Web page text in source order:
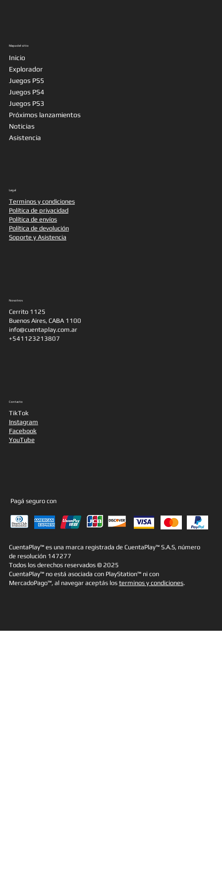
Mapa del sitio
Inicio
Explorador
Juegos PS5
Juegos PS4
Juegos PS3
Próximos lanzamientos
Noticias
Asistencia
Legal
Terminos y condiciones
Política de privacidad
Política de envíos
Política de devolución
Soporte y Asistencia
Nosotros
Cerrito 1125
Buenos Aires, CABA 1100
info@cuentaplay.com.ar
+541123213807
Contacto
TikTok
Instagram
Facebook
YouTube
Pagá seguro con
CuentaPlay™ es una marca registrada de CuentaPlay™ S.A.S, número
de resolución 147277
Todos los derechos reservados © 2025
CuentaPlay™ no está asociada con PlayStation™ ni con
MercadoPago™, al navegar aceptás los terminos y condiciones.